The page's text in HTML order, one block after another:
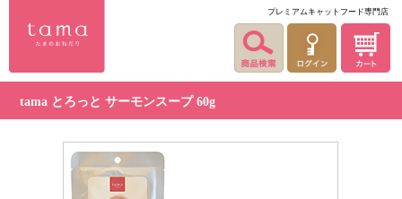
プレミアムキャットフード専門店
tama とろっと サーモンスープ 60g